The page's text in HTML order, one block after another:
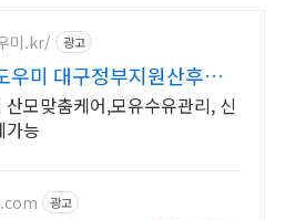
미.kr/ 광고
미 대구정부지원산후도우
모맞춤케어,모유수유관리, 신
가능
광고